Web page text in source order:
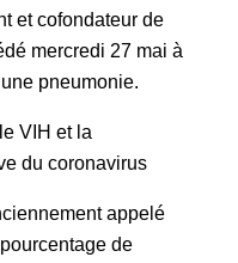
et cofondateur de
mercredi 27 mai à
pneumonie.
VIH et la
du coronavirus
appelé
de